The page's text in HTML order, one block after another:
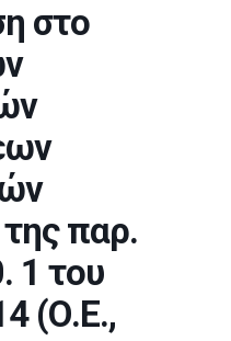
στο
παρ.
1 του
(Ο.Ε.,